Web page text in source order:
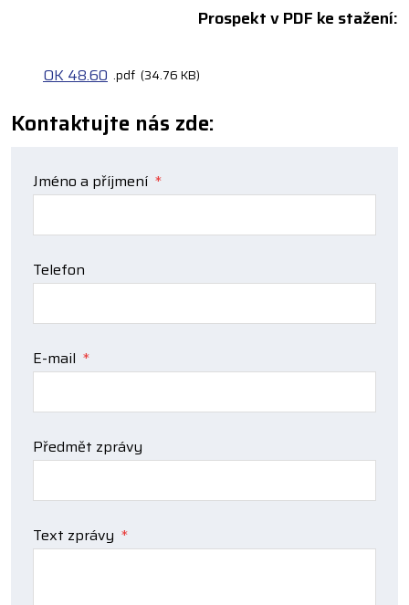
Prospekt v PDF ke stažení:
OK 48.60 pdf 34.76 KB
Kontaktujte nás zde:
Jméno a příjmení *
Telefon
E-mail *
Předmět zprávy
Text zprávy *